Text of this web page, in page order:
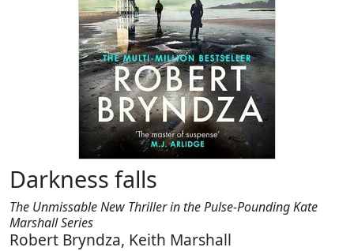
Darkness falls
The Unmissable New Thriller in the Pulse-Pounding Kate
Marshall Series
Robert Bryndza, Keith Marshall